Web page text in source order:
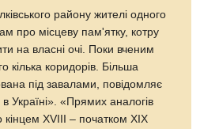
району жителі одного
про місцеву пам'ятку, котру
на власні очі. Поки вченим
кілька коридорів. Більша
під завалами, повідомляє
Україні». «Прямих аналогів
кінцем XVIII – початком XIX